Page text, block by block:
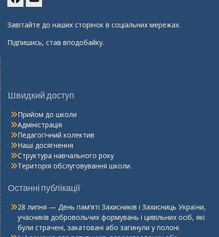
Завітайте до наших сторінок в соціальних мережах.
Підпишись, став вподобайку.
Швидкий доступ
Прийом до школи
Адміністрація
Педагогічний колектив
Наші досягнення
Структура навчального року
Територія обслуговування школи.
Останні публікації
28 липня — День пам’яті Захисників і Захисниць України,
учасників добровольчих формувань і цивільних осіб, які
були страчені, закатовані або загинули у полоні.